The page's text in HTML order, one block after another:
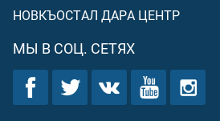
НОВКЪОСТАЛ ДАРА ЦЕНТР
МЫ В СОЦ. СЕТЯХ